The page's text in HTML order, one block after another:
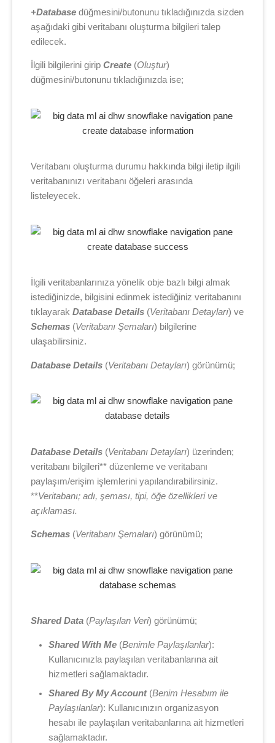
+Database düğmesini/butonunu tıkladığınızda sizden
aşağıdaki gibi veritabanı oluşturma bilgileri talep
edilecek.
İlgili bilgilerini girip Create (Oluştur)
düğmesini/butonunu tıkladığınızda ise;
Veritabanı oluşturma durumu hakkında bilgi iletip ilgili
veritabanınızı veritabanı öğeleri arasında
listeleyecek.
İlgili veritabanlarınıza yönelik obje bazlı bilgi almak
istediğinizde, bilgisini edinmek istediğiniz veritabanını
tıklayarak Database Details (Veritabanı Detayları) ve
Schemas (Veritabanı Şemaları) bilgilerine
ulaşabilirsiniz.
Database Details (Veritabanı Detayları) görünümü;
Database Details (Veritabanı Detayları) üzerinden;
veritabanı bilgileri** düzenleme ve veritabanı
paylaşım/erişim işlemlerini yapılandırabilirsiniz.
**Veritabanı; adı, şeması, tipi, öğe özellikleri ve
açıklaması.
Schemas (Veritabanı Şemaları) görünümü;
Shared Data (Paylaşılan Veri) görünümü;
Shared With Me (Benimle Paylaşılanlar):
Kullanıcınızla paylaşılan veritabanlarına ait
hizmetleri sağlamaktadır.
Shared By My Account(Benim Hesabım ile
Paylaşılanlar): Kullanıcınızın organizasyon
hesabı ile paylaşılan veritabanlarına ait hizmetleri
sağlamaktadır.